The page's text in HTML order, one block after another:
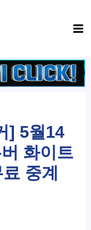
] 5월14
화이트
중계